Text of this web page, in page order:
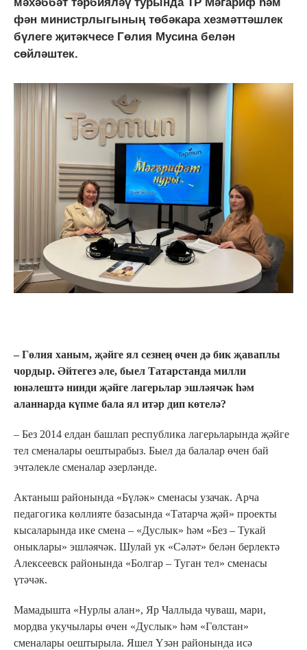
мәхәббәт тәрбияләү турында ТР Мәгариф һәм
фән министрлыгының төбәкара хезмәттәшлек
бүлеге җитәкчесе Гөлия Мусина белән
сөйләштек.
– Гөлия ханым, җәйге ял сезнең өчен дә бик җаваплы
чордыр. Әйтегез әле, быел Татарстанда милли
юнәлештә нинди җәйге лагерьлар эшләячәк һәм
аланнарда күпме бала ял итәр дип көтелә?
– Без 2014 елдан башлап республика лагерьларында җәйге
тел сменалары оештырабыз. Быел да балалар өчен бай
эчтәлекле сменалар әзерләнде.
Актаныш районында «Бүләк» сменасы узачак. Арча
педагогика көллияте базасында «Татарча җәй» проекты
кысаларында ике смена – «Дуслык» һәм «Без – Тукай
оныклары» эшләячәк. Шулай ук «Сәләт» белән берлектә
Алексеевск районында «Болгар – Туган тел» сменасы
үтәчәк.
Мамадышта «Нурлы алан», Яр Чаллыда чуваш, мари,
мордва укучылары өчен «Дуслык» һәм «Гөлстан»
сменалары оештырыла. Яшел Үзән районында исә